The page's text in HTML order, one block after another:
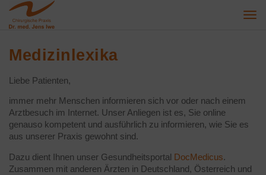
Medizinlexika
Liebe Patienten,
immer mehr Menschen informieren sich vor oder nach einem
Arztbesuch im Internet. Unser Anliegen ist es, Sie online
genauso kompetent und ausführlich zu informieren, wie Sie es
aus unserer Praxis gewohnt sind.
Dazu dient Ihnen unser Gesundheitsportal DocMedicus.
Zusammen mit anderen Ärzten in Deutschland, Österreich und